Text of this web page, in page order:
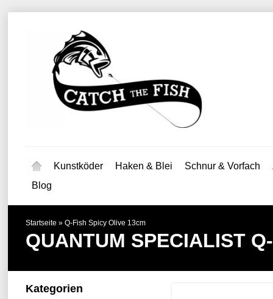
Kunstköder Haken & Blei Schnur & Vorfach
Blog
Startseite » Q-Fish Spicy Olive 13cm
QUANTUM SPECIALIST
Kategorien